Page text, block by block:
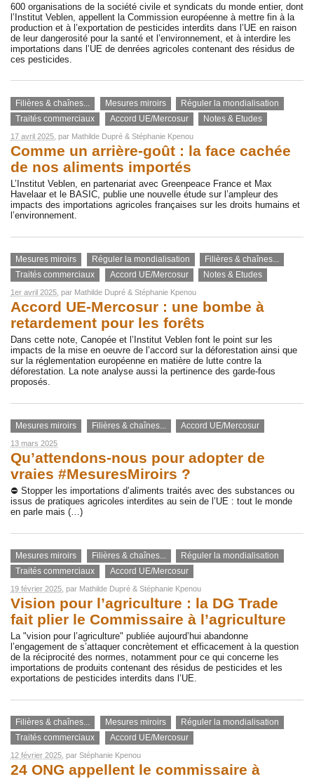
600 organisations de la société civile et syndicats du monde entier, dont
l’Institut Veblen, appellent la Commission européenne à mettre fin à la
production et à l’exportation de pesticides interdits dans l’UE en raison
de leur dangerosité pour la santé et l’environnement, et à interdire les
importations dans l’UE de denrées agricoles contenant des résidus de
ces pesticides.
Filières & chaînes... Mesures miroirs
Réguler la mondialisation
Traités commerciaux
Accord UE/Mercosur Notes & Etudes
17 avril 2025 , par Mathilde Dupré & Stéphanie Kpenou
Comme un arrière-goût : la face cachée
de nos aliments importés
L’Institut Veblen, en partenariat avec Greenpeace France et Max
Havelaar et le BASIC, publie une nouvelle étude sur l’ampleur des
impacts des importations agricoles françaises sur les droits humains et
l’environnement.
Mesures miroirs Réguler la mondialisation
Filières & chaînes...
Traités commerciaux
Accord UE/Mercosur Notes & Etudes
1er avril 2025 , par Mathilde Dupré & Stéphanie Kpenou
Accord UE-Mercosur : une bombe à
retardement pour les forêts
Dans cette note, Canopée et l’Institut Veblen font le point sur les
impacts de la mise en oeuvre de l’accord sur la déforestation ainsi que
sur la réglementation européenne en matière de lutte contre la
déforestation. La note analyse aussi la pertinence des garde-fous
proposés.
Mesures miroirs Filières & chaînes... Accord UE/Mercosur
13 mars 2025
Qu’attendons-nous pour adopter de
vraies #MesuresMiroirs ?
⛔ Stopper les importations d’aliments traités avec des substances ou
issus de pratiques agricoles interdites au sein de l’UE : tout le monde
en parle mais (…)
Mesures miroirs Filières & chaînes...
Réguler la mondialisation
Traités commerciaux
Accord UE/Mercosur
19 février 2025 , par Mathilde Dupré & Stéphanie Kpenou
Vision pour l’agriculture : la DG Trade
fait plier le Commissaire à l’agriculture
La "vision pour l’agriculture" publiée aujourd’hui abandonne
l’engagement de s’attaquer concrètement et efficacement à la question
de la réciprocité des normes, notamment pour ce qui concerne les
importations de produits contenant des résidus de pesticides et les
exportations de pesticides interdits dans l’UE.
Filières & chaînes... Mesures miroirs
Réguler la mondialisation
Traités commerciaux
Accord UE/Mercosur
12 février 2025 , par Stéphanie Kpenou
24 ONG appellent le commissaire à